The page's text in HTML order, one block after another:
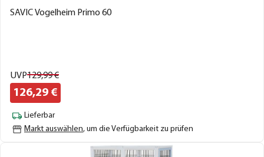
SAVIC Vogelheim Primo 60
UVP129,99€
126,29 €
Lieferbar
Markt auswählen, um die Verfügbarkeit zu prüfen